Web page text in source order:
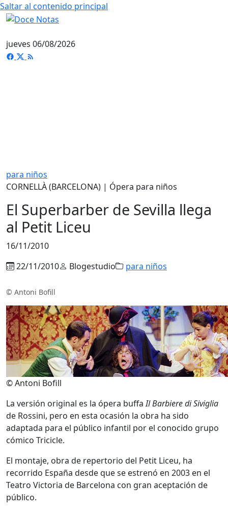
Saltar al contenido principal
jueves 06/08/2026
para niños
CORNELLÀ (BARCELONA) | Ópera para niños
El Superbarber de Sevilla llega
al Petit Liceu
16/11/2010
22/11/2010
Blogestudio para niños
© Antoni Bofill
© Antoni Bofill
La versión original es la ópera buffaIl Barbiere di Siviglia
de Rossini, pero en esta ocasión la obra ha sido
adaptada para el público infantil por el conocido grupo
cómico Tricicle.
El montaje, obra de repertorio del Petit Liceu, ha
recorrido España desde que se estrenó en 2003 en el
Teatro Victoria de Barcelona con gran aceptación de
público.